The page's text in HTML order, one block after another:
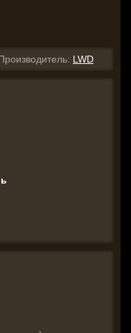
LWD